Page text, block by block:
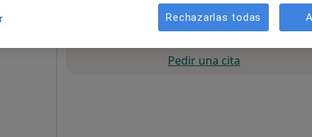
Pedir una cita
Rechazarlas todas